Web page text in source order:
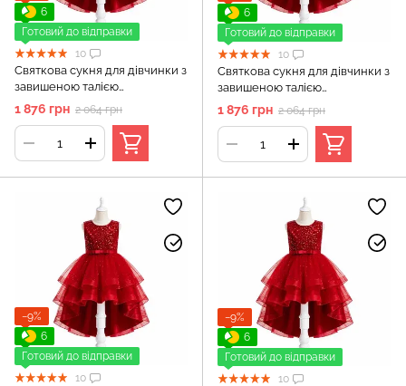
6
Готовий до відправки
10
Святкова сукня для дівчинки з
завишеною талією
прикрашена паєтками,
Бордовий, 140 см
1 876 грн 2 064 грн
6
Готовий до відправки
10
Святкова сукня для дівчинки з
завишеною талією
прикрашена паєтками,
Бордовий, 110 см
1 876 грн 2 064 грн
−9%
6
Готовий до відправки
10
−9%
6
Готовий до відправки
10